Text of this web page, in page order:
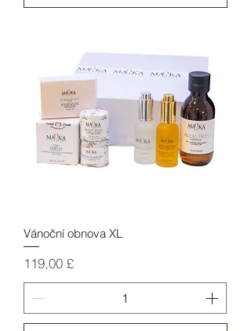
Vánoční obnova XL
Cena
119,00 £